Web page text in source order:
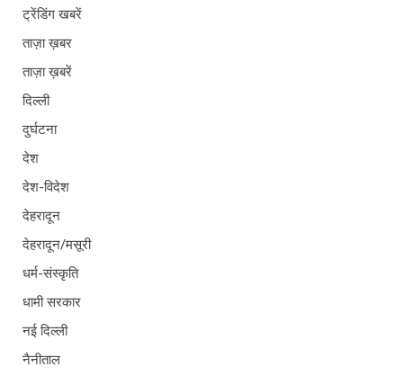
ट्रेंडिंग खबरें
ताज़ा ख़बर
ताज़ा ख़बरें
दिल्ली
दुर्घटना
देश
देश-विदेश
देहरादून
देहरादून/मसूरी
धर्म-संस्कृति
धामी सरकार
नई दिल्ली
नैनीताल